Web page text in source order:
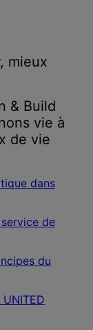
mieux
& Build
vie à
de vie